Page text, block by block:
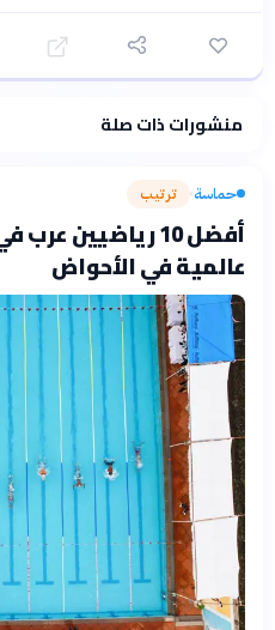
فلسفتنا المعرفية· سياسة الذكاء الاصطناعيمنشورات ذات صلة
حماسة› ترتيب
أفضل 10 رياضيين
عالمية في الأحواض